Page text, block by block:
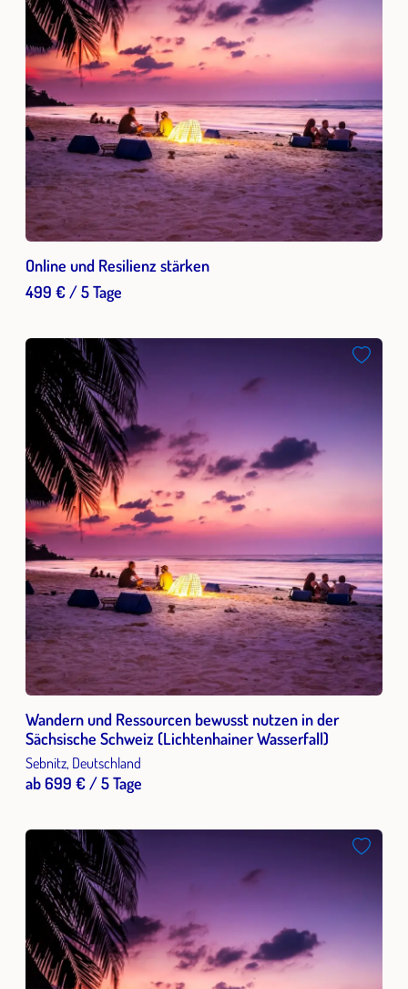
Online und Resilienz stärken
499 € / 5 Tage
Wandern und Ressourcen bewusst nutzen in der
Sächsische Schweiz (Lichtenhainer Wasserfall)
Sebnitz, Deutschland
ab 699 € / 5 Tage